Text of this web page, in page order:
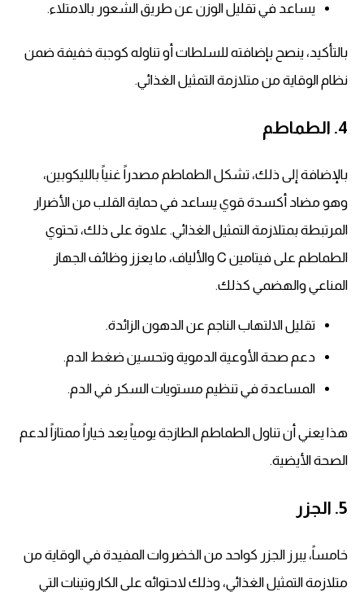
يساعد في تقليل الوزن عن طريق الشعور بالامتلاء.
بالتأكيد، ينصح بإضافته للسلطات أو تناوله كوجبة خفيفة ضمن
نظام الوقاية من متلازمة التمثيل الغذائي.
4. الطماطم
بالإضافة إلى ذلك، تشكل الطماطم مصدراً غنياً بالليكوبين،
وهو مضاد أكسدة قوي يساعد في حماية القلب من الأضرار
المرتبطة بمتلازمة التمثيل الغذائي. علاوة على ذلك، تحتوي
الطماطم على فيتامين C والألياف، ما يعزز وظائف الجهاز
المناعي والهضمي كذلك.
تقليل الالتهاب الناجم عن الدهون الزائدة.
دعم صحة الأوعية الدموية وتحسين ضغط الدم.
المساعدة في تنظيم مستويات السكر في الدم.
هذا يعني أن تناول الطماطم الطازجة يومياً يعد خياراً ممتازاً لدعم
الصحة الأيضية.
5. الجزر
خامساً، يبرز الجزر كواحد من الخضروات المفيدة في الوقاية من
متلازمة التمثيل الغذائي، وذلك لاحتوائه على الكاروتينات التي